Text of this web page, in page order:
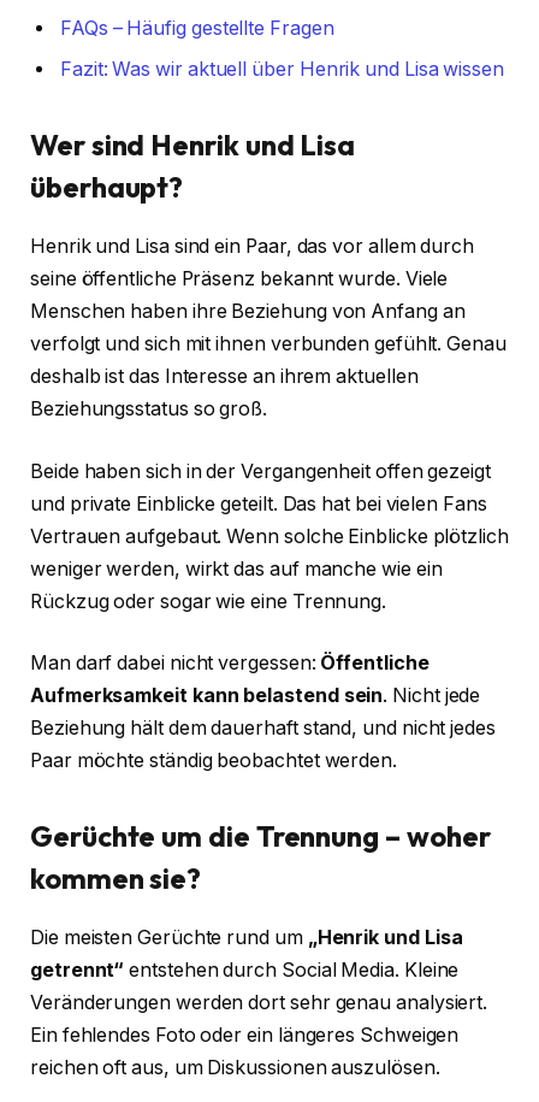
FAQs – Häufig gestellte Fragen
Fazit: Was wir aktuell über Henrik und Lisa wissen
Wer sind Henrik und Lisa
überhaupt?
Henrik und Lisa sind ein Paar, das vor allem durch
seine öffentliche Präsenz bekannt wurde. Viele
Menschen haben ihre Beziehung von Anfang an
verfolgt und sich mit ihnen verbunden gefühlt. Genau
deshalb ist das Interesse an ihrem aktuellen
Beziehungsstatus so groß.
Beide haben sich in der Vergangenheit offen gezeigt
und private Einblicke geteilt. Das hat bei vielen Fans
Vertrauen aufgebaut. Wenn solche Einblicke plötzlich
weniger werden, wirkt das auf manche wie ein
Rückzug oder sogar wie eine Trennung.
Man darf dabei nicht vergessen: Öffentliche
Aufmerksamkeit kann belastend sein. Nicht jede
Beziehung hält dem dauerhaft stand, und nicht jedes
Paar möchte ständig beobachtet werden.
Gerüchte um die Trennung – woher
kommen sie?
Die meisten Gerüchte rund um „Henrik und Lisa
getrennt“ entstehen durch Social Media. Kleine
Veränderungen werden dort sehr genau analysiert.
Ein fehlendes Foto oder ein längeres Schweigen
reichen oft aus, um Diskussionen auszulösen.